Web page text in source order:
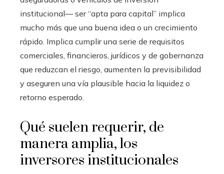
institucional— ser “apta para capital” implica
mucho más que una buena idea o un crecimiento
rápido. Implica cumplir una serie de requisitos
comerciales, financieros, jurídicos y de gobernanza
que reduzcan el riesgo, aumenten la previsibilidad
y aseguren una vía plausible hacia la liquidez o
retorno esperado.
Qué suelen requerir, de
manera amplia, los
inversores institucionales